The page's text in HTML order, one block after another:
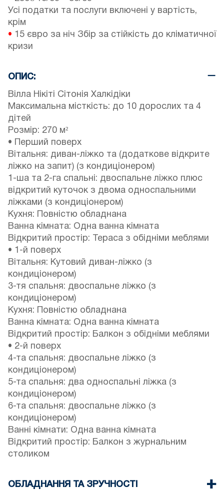
Усі податки та послуги включені у вартість,
крім
• 15 євро за ніч Збір за стійкість до кліматичної
кризи
ОПИС:
Вілла Нікіті Сітонія Халкідіки
Максимальна місткість: до 10 дорослих та 4
дітей
Розмір: 270 м²
• Перший поверх
Вітальня: диван-ліжко та (додаткове відкрите
ліжко на запит) (з кондиціонером)
1-ша та 2-га спальні: двоспальне ліжко плюс
відкритий куточок з двома односпальними
ліжками (з кондиціонером)
Кухня: Повністю обладнана
Ванна кімната: Одна ванна кімната
Відкритий простір: Тераса з обідніми меблями
• 1-й поверх
Вітальня: Кутовий диван-ліжко (з
кондиціонером)
3-тя спальня: двоспальне ліжко (з
кондиціонером)
Кухня: Повністю обладнана
Ванна кімната: Одна ванна кімната
Відкритий простір: Балкон з обідніми меблями
• 2-й поверх
4-та спальня: двоспальне ліжко (з
кондиціонером)
5-та спальня: два односпальні ліжка (з
кондиціонером)
6-та спальня: двоспальне ліжко (з
кондиціонером)
Ванні кімнати: Одна ванна кімната
Відкритий простір: Балкон з журнальним
столиком
ОБЛАДНАННЯ ТА ЗРУЧНОСТІ